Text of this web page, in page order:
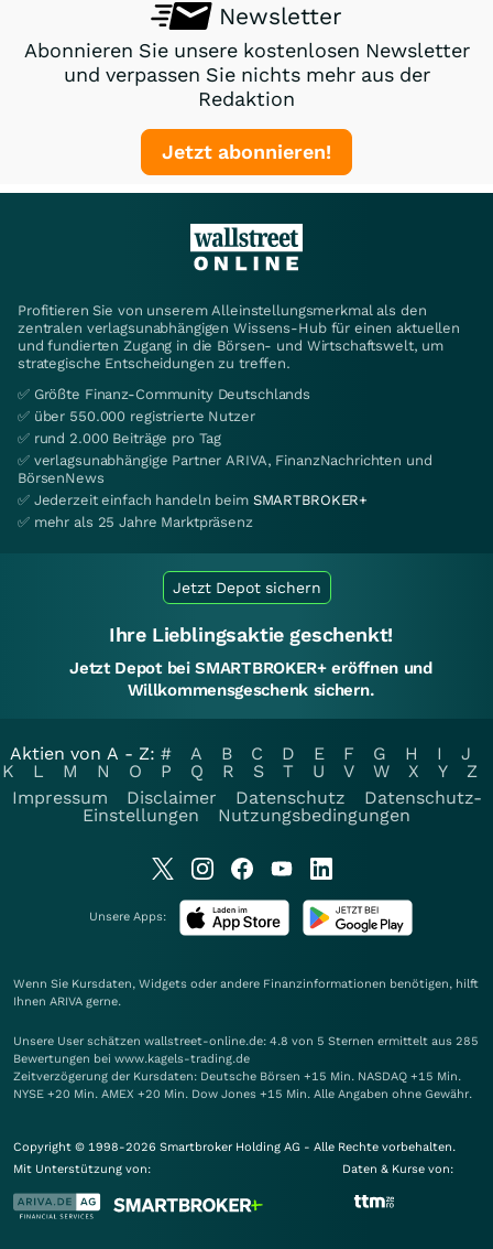
Newsletter
Abonnieren Sie unsere kostenlosen Newsletter
und verpassen Sie nichts mehr aus der
Redaktion
Jetzt abonnieren!
Profitieren Sie von unserem Alleinstellungsmerkmal als den
zentralen verlagsunabhängigen Wissens-Hub für einen aktuellen
und fundierten Zugang in die Börsen- und Wirtschaftswelt, um
strategische Entscheidungen zu treffen.
✅ Größte Finanz-Community Deutschlands
✅ über 550.000 registrierte Nutzer
✅ rund 2.000 Beiträge pro Tag
✅ verlagsunabhängige Partner ARIVA, FinanzNachrichten und
BörsenNews
✅ Jederzeit einfach handeln beim SMARTBROKER+
✅ mehr als 25 Jahre Marktpräsenz
Jetzt Depot sichern
Ihre Lieblingsaktie geschenkt!
Jetzt Depot bei SMARTBROKER+ eröffnen und
Willkommensgeschenk sichern.
Aktien von A - Z: # A B C D E F G H I
J
K
L M N O P Q R S T U V W X Y
Z
Impressum
Disclaimer Datenschutz
Datenschutz-
Einstellungen
Nutzungsbedingungen
Unsere Apps:
Wenn Sie Kursdaten, Widgets oder andere Finanzinformationen benötigen, hilft
Ihnen ARIVA gerne.
Unsere User schätzen wallstreet-online.de: 4.8 von 5 Sternen ermittelt aus 285
Bewertungen bei www.kagels-trading.de
Zeitverzögerung der Kursdaten: Deutsche Börsen +15 Min. NASDAQ +15 Min.
NYSE +20 Min. AMEX +20 Min. Dow Jones +15 Min. Alle Angaben ohne Gewähr.
Copyright © 1998-2026 Smartbroker Holding AG - Alle Rechte vorbehalten.
Mit Unterstützung von:
Daten & Kurse von: